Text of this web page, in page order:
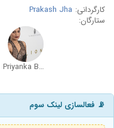
کارگردانی: Prakash Jha
ستارگان:
Priyanka Bose
📡 فعالسازی لینک سوم